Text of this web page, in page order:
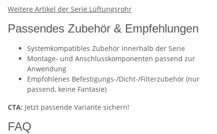
Weitere Artikel der Serie Lüftungsrohr
Passendes Zubehör & Empfehlungen
Systemkompatibles Zubehör innerhalb der Serie
Montage- und Anschlusskomponenten passend zur
Anwendung
Empfohlenes Befestigungs-/Dicht-/Filterzubehör (nur
passend, keine Fantasie)
CTA: Jetzt passende Variante sichern!
FAQ